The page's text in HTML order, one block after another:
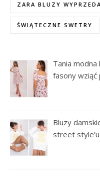
ZARA BLUZY
ŚWIĄTECZNE SWETRY
Tania modna
fasony wziąć
Bluzy
street style’u